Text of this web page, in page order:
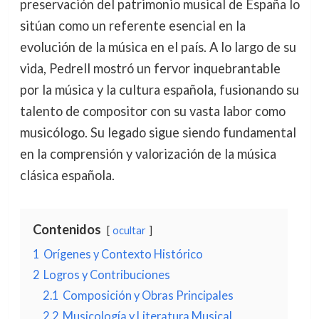
preservación del patrimonio musical de España lo
sitúan como un referente esencial en la
evolución de la música en el país. A lo largo de su
vida, Pedrell mostró un fervor inquebrantable
por la música y la cultura española, fusionando su
talento de compositor con su vasta labor como
musicólogo. Su legado sigue siendo fundamental
en la comprensión y valorización de la música
clásica española.
Contenidos ocultar
1 Orígenes y Contexto Histórico
2 Logros y Contribuciones
2.1 Composición y Obras Principales
2.2 Musicología y Literatura Musical